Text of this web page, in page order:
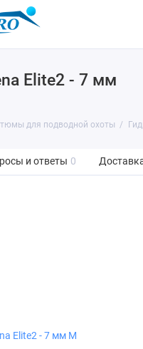
Elite2 - 7 мм
для подводной охоты
и ответы 0